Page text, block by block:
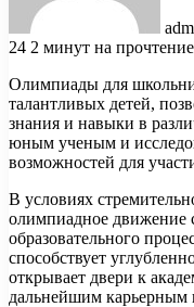
24 2 минут на прочтение
Олимпиады для
талантливых детей,
знания и навыки в
юным ученым и
возможностей для
В условиях
олимпиадное движение
образовательного
способствует
открывает двери к
дальнейшим карьерным